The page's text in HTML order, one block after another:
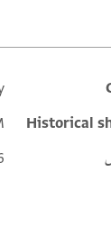
Historical